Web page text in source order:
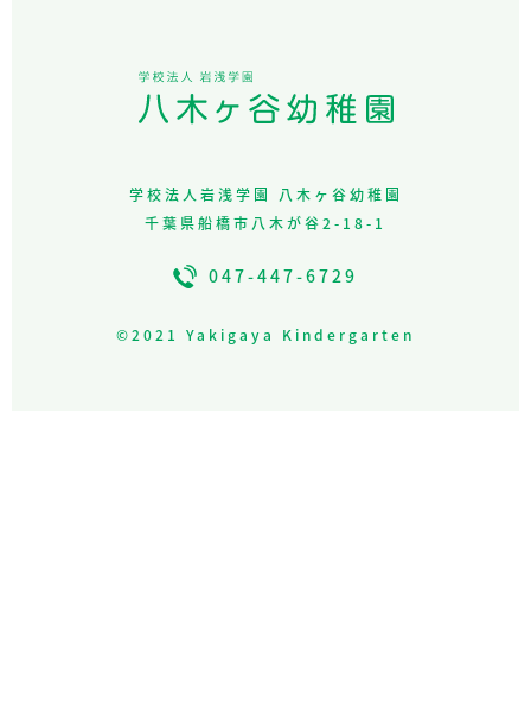
学校法人岩浅学園 八木ヶ谷幼稚園
千葉県船橋市八木が谷2-18-1
047-447-6729
©︎2021 Yakigaya Kindergarten